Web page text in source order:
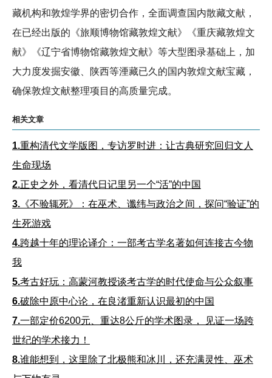
藏机构和敦煌学界的密切合作，全面调查国内散藏文献，
在已经出版的《旅顺博物馆藏敦煌文献》《重庆藏敦煌文
献》《辽宁省博物馆藏敦煌文献》等大型图录基础上，加
大力度发掘安徽、陕西等湮藏已久的国内敦煌文献宝藏，
确保敦煌文献整理项目的高质量完成。
相关文章
1.重构清代文学版图，专访罗时进：让古典研究回归文人
生命现场
2.正史之外，看清代日记里另一个“活”的中国
3. 《不验辄死》：在巫术、谶纬与政治之间，探问“验证”的
生死游戏
4.跨越十年的理论译介：一部考古学名著如何连接古今物
我
5.考古好玩：高蒙河教授谈考古学的时代使命与公众叙事
6.破除中原中心论，在良渚重新认识最初的中国
7.一部定价6200元、重达8公斤的学术图录， 见证一场跨
世纪的学术接力！
8.谁能想到，这里除了北极熊和冰川，还充满灵性、巫术